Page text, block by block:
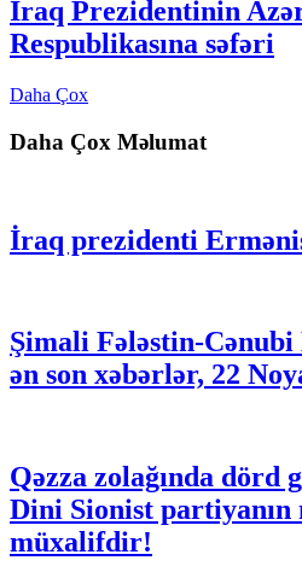
İraq Prezidentinin
Respublikasına səfəri
Daha Çox
Daha Çox Məlumat
İraq prezidenti
Şimali Fələstin-Cənubi
ən son xəbərlər, 22
Qəzza zolağında dörd
Dini Sionist
müxalifdir!